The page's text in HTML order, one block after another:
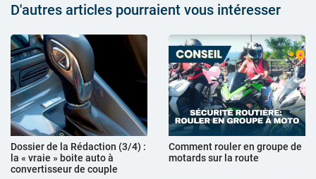
D'autres articles pourraient vous intéresser
Dossier de la Rédaction (3/4) :
la « vraie » boite auto à
convertisseur de couple
Comment rouler en groupe de
motards sur la route